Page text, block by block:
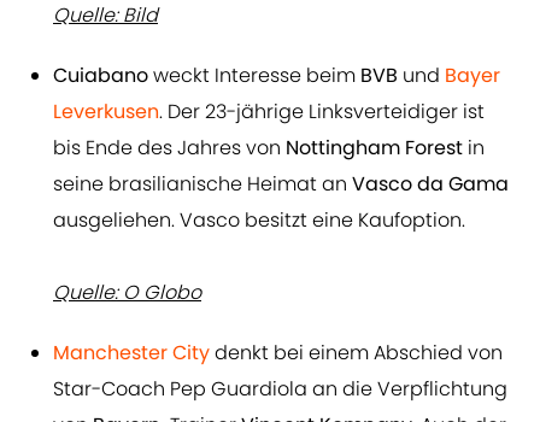
Quelle: Bild
Cuiabanoweckt Interesse beim BVB und Bayer
Leverkusen. Der 23-jährige Linksverteidiger ist
bis Ende des Jahres von Nottingham Forest in
seine brasilianische Heimat an Vasco da Gama
ausgeliehen. Vasco besitzt eine Kaufoption.
Quelle: O Globo
Manchester Citydenkt bei einem Abschied von
Star-Coach Pep Guardiola an die Verpflichtung